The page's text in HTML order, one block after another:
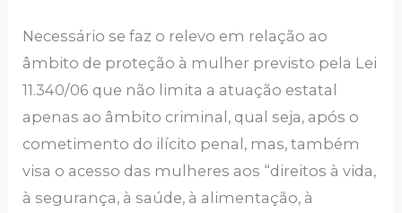
Necessário se faz o relevo em relação ao
âmbito de proteção à mulher previsto pela Lei
11.340/06 que não limita a atuação estatal
apenas ao âmbito criminal, qual seja, após o
cometimento do ilícito penal, mas, também
visa o acesso das mulheres aos “direitos à vida,
à segurança, à saúde, à alimentação, à